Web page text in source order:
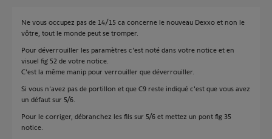
Ne vous occupez pas de 14/15 ca concerne le nouveau Dexxo et non le
vôtre, tout le monde peut se tromper.
Pour déverrouiller les paramètres c'est noté dans votre notice et en
visuel fig 52 de votre notice.
C'est la même manip pour verrouiller que déverrouiller.
Si vous n'avez pas de portillon et que C9 reste indiqué c'est que vous avez
un défaut sur 5/6.
Pour le corriger, débranchez les fils sur 5/6 et mettez un pont fig 35
notice.